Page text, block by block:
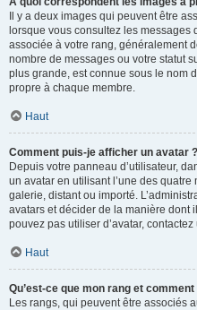
Il y a deux images qui peuvent être
lorsque vous consultez les messages
associée à votre rang, généralement
nombre de messages ou votre statut
plus grande, est connue sous le nom
propre à chaque membre.
Haut
Comment puis-je afficher un avatar ?
Depuis votre panneau d’utilisateur,
un avatar en utilisant l’une des quatre
galerie, distant ou importé.
avatars et décider de la manière dont
pouvez pas utiliser d’avatar,
Haut
Qu’est-ce que mon rang et
Les rangs, qui peuvent être associés